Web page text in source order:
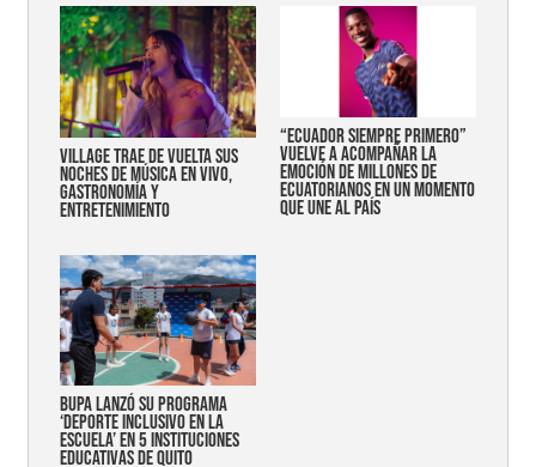
Village trae de vuelta sus
noches de música en vivo,
gastronomía y
entretenimiento
“Ecuador siempre primero”
vuelve a acompañar la
emoción de millones de
ecuatorianos en un momento
que une al país
Bupa lanzó su programa
‘Deporte Inclusivo en la
Escuela’ en 5 instituciones
educativas de Quito